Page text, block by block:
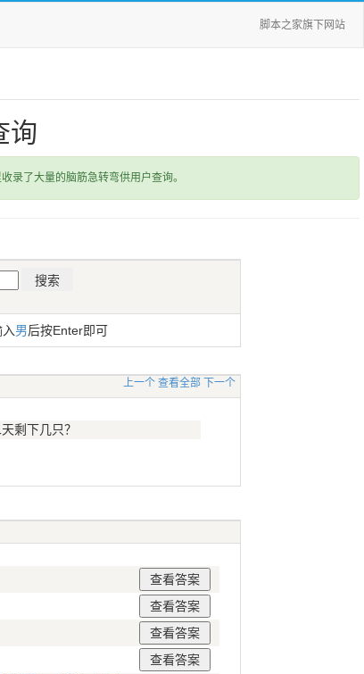
脚本之家旗下网站
询
录了大量的脑筋急转弯供用户查询。
男后按Enter即可
上一个 查看全部 下一个
剩下几只？